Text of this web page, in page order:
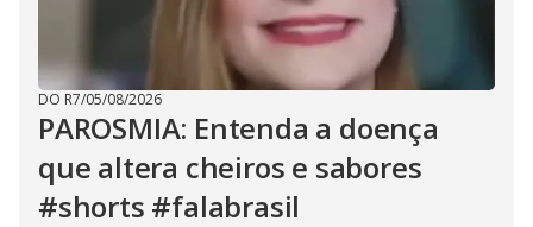
DO R7/05/08/2026
PAROSMIA: Entenda a doença
que altera cheiros e sabores
#shorts #falabrasil